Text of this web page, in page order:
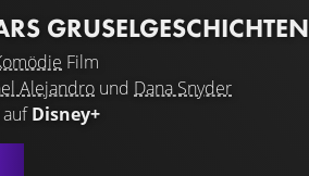
GRUSELGESCHICHTEN
Film
Alejandro und Dana Snyder
aufDisney+